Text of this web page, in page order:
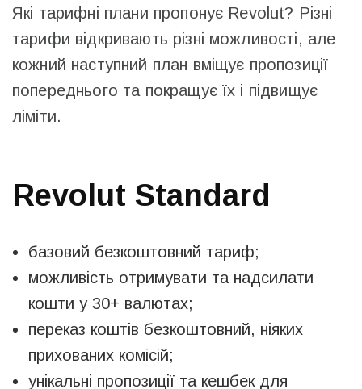
Які тарифні плани пропонує Revolut? Різні
тарифи відкривають різні можливості, але
кожний наступний план вміщує пропозиції
попереднього та покращує їх і підвищує
ліміти.
Revolut Standard
базовий безкоштовний тариф;
можливість отримувати та надсилати
кошти у 30+ валютах;
переказ коштів безкоштовний, ніяких
прихованих комісій;
унікальні пропозиції та кешбек для